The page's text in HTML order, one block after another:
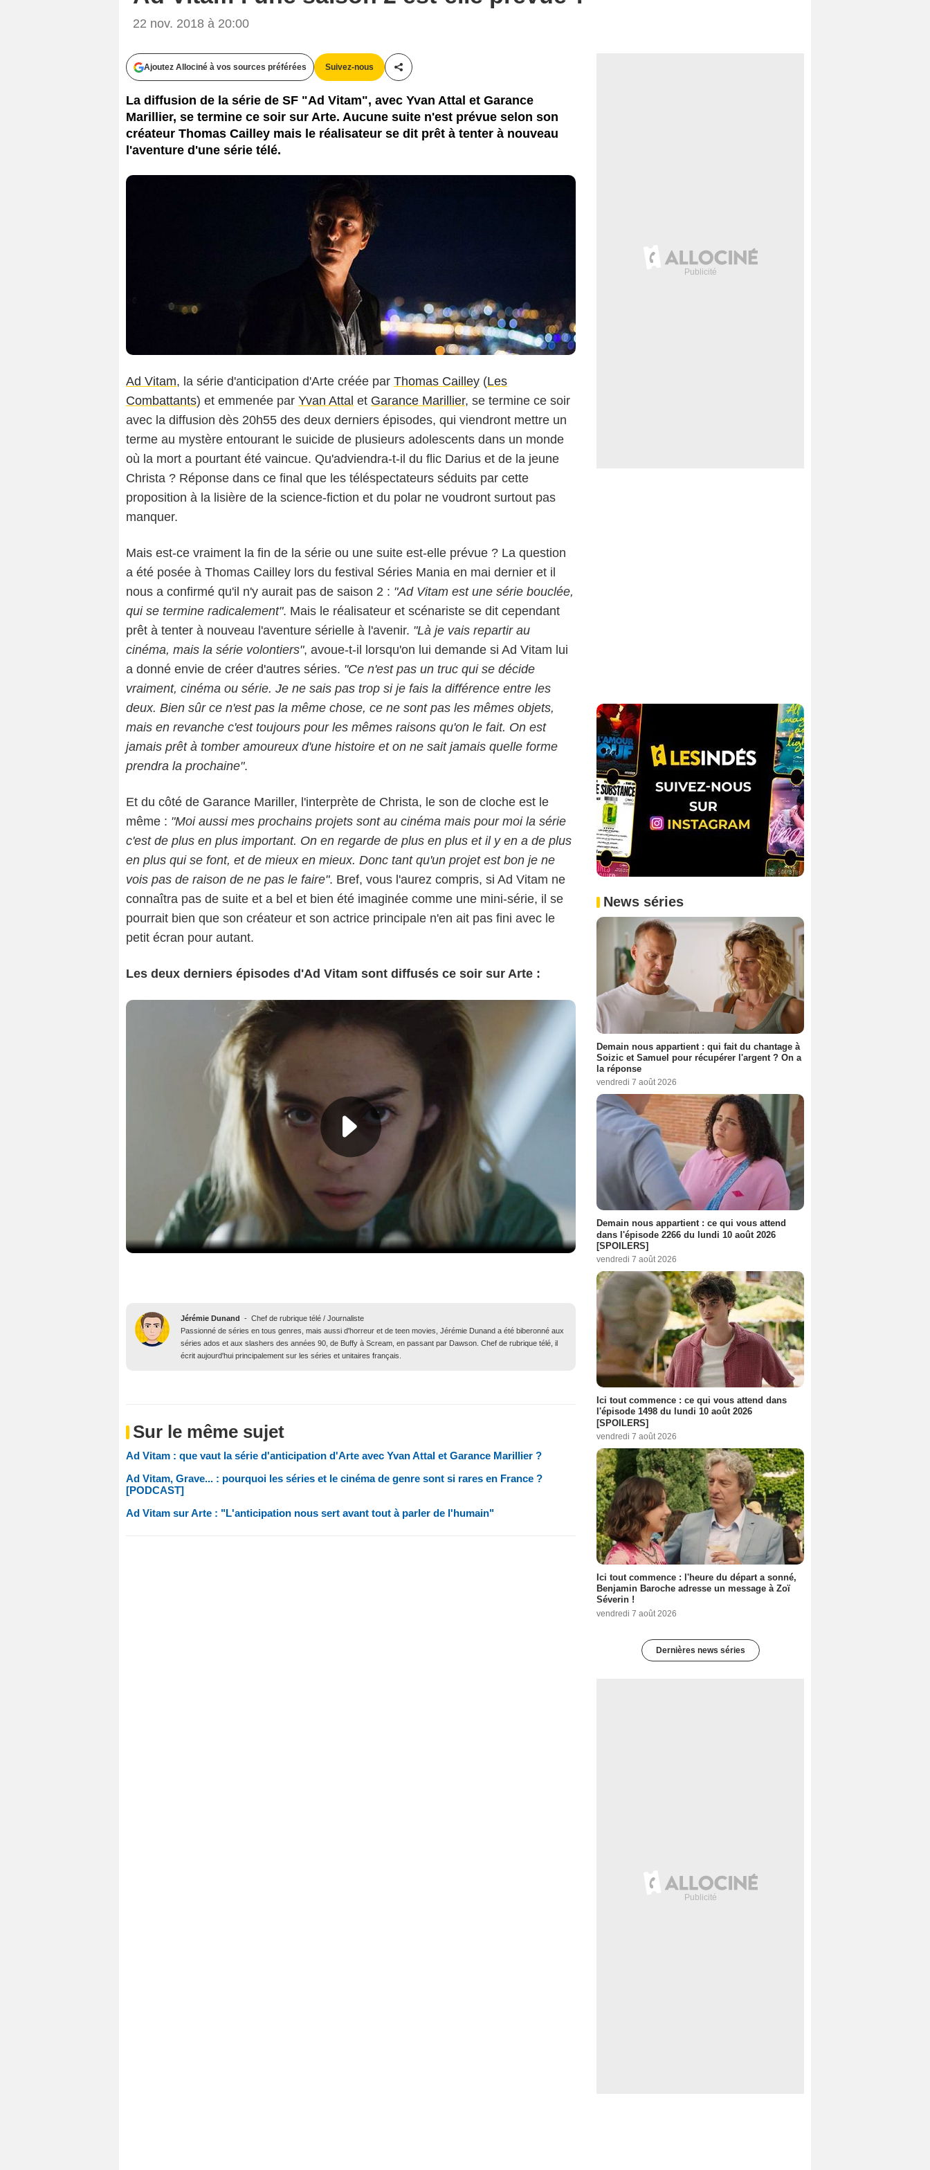
22 nov. 2018 à 20:00
Ajoutez Allociné à vos sources préférées Suivez-nous
Partager cet article
La diffusion de la série de SF "Ad Vitam", avec Yvan Attal et Garance
Marillier, se termine ce soir sur Arte. Aucune suite n'est prévue selon son
créateur Thomas Cailley mais le réalisateur se dit prêt à tenter à nouveau
l'aventure d'une série télé.
Ad Vitam, la série d'anticipation d'Arte créée par Thomas Cailley (Les
Combattants) et emmenée par Yvan Attal et Garance Marillier, se termine ce soir
avec la diffusion dès 20h55 des deux derniers épisodes, qui viendront mettre un
terme au mystère entourant le suicide de plusieurs adolescents dans un monde
où la mort a pourtant été vaincue. Qu'adviendra-t-il du flic Darius et de la jeune
Christa ? Réponse dans ce final que les téléspectateurs séduits par cette
proposition à la lisière de la science-fiction et du polar ne voudront surtout pas
manquer.
Mais est-ce vraiment la fin de la série ou une suite est-elle prévue ? La question
a été posée à Thomas Cailley lors du festival Séries Mania en mai dernier et il
nous a confirmé qu'il n'y aurait pas de saison 2 : "Ad Vitam est une série bouclée,
qui se termine radicalement". Mais le réalisateur et scénariste se dit cependant
prêt à tenter à nouveau l'aventure sérielle à l'avenir. "Là je vais repartir au
cinéma, mais la série volontiers", avoue-t-il lorsqu'on lui demande si Ad Vitam lui
a donné envie de créer d'autres séries. "Ce n'est pas un truc qui se décide
vraiment, cinéma ou série. Je ne sais pas trop si je fais la différence entre les
deux. Bien sûr ce n'est pas la même chose, ce ne sont pas les mêmes objets,
mais en revanche c'est toujours pour les mêmes raisons qu'on le fait. On est
jamais prêt à tomber amoureux d'une histoire et on ne sait jamais quelle forme
prendra la prochaine".
Et du côté de Garance Mariller, l'interprète de Christa, le son de cloche est le
même : "Moi aussi mes prochains projets sont au cinéma mais pour moi la série
c'est de plus en plus important. On en regarde de plus en plus et il y en a de plus
en plus qui se font, et de mieux en mieux. Donc tant qu'un projet est bon je ne
vois pas de raison de ne pas le faire". Bref, vous l'aurez compris, si Ad Vitam ne
connaîtra pas de suite et a bel et bien été imaginée comme une mini-série, il se
pourrait bien que son créateur et son actrice principale n'en ait pas fini avec le
petit écran pour autant.
Les deux derniers épisodes d'Ad Vitam sont diffusés ce soir sur Arte :
Jérémie Dunand - Chef de rubrique télé / Journaliste
Passionné de séries en tous genres, mais aussi d'horreur et de teen movies, Jérémie Dunand a été biberonné aux
séries ados et aux slashers des années 90, de Buffy à Scream, en passant par Dawson. Chef de rubrique télé, il
écrit aujourd'hui principalement sur les séries et unitaires français.
Sur le même sujet
Ad Vitam : que vaut la série d'anticipation d'Arte avec Yvan Attal et Garance Marillier ?
Ad Vitam, Grave... : pourquoi les séries et le cinéma de genre sont si rares en France ?
[PODCAST]
Ad Vitam sur Arte : "L'anticipation nous sert avant tout à parler de l'humain"
News séries
Demain nous appartient : qui fait du chantage à
Soizic et Samuel pour récupérer l'argent ? On a
la réponse
vendredi 7 août 2026
Demain nous appartient : ce qui vous attend
dans l'épisode 2266 du lundi 10 août 2026
[SPOILERS]
vendredi 7 août 2026
Ici tout commence : ce qui vous attend dans
l'épisode 1498 du lundi 10 août 2026
[SPOILERS]
vendredi 7 août 2026
Ici tout commence : l'heure du départ a sonné,
Benjamin Baroche adresse un message à Zoï
Séverin !
vendredi 7 août 2026
Dernières news séries